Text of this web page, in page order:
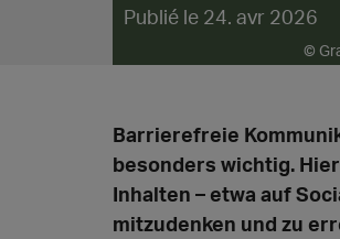
Publié le 24. avr 2026
©
Barrierefreie
besonders wichtig.
Inhalten – etwa auf
mitzudenken und zu